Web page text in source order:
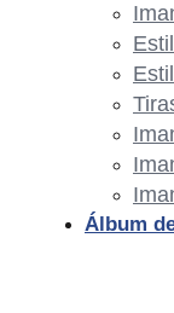
Álbum